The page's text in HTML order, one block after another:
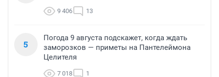
9 406 13
5
Погода 9 августа подскажет, когда ждать
заморозков — приметы на Пантелеймона
Целителя
7 018 1